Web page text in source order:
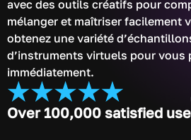
avec des outils créatifs pour
mélanger et maîtriser facilement
obtenez une variété
d’instruments virtuels pour vous
immédiatement.
Over 100,000 satisfied